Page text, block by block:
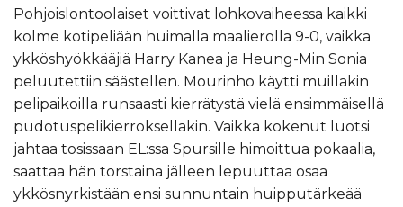
Pohjoislontoolaiset voittivat lohkovaiheessa kaikki
kolme kotipeliään huimalla maalierolla 9-0, vaikka
ykköshyökkääjiä Harry Kanea ja Heung-Min Sonia
peluutettiin säästellen. Mourinho käytti muillakin
pelipaikoilla runsaasti kierrätystä vielä ensimmäisellä
pudotuspelikierroksellakin. Vaikka kokenut luotsi
jahtaa tosissaan EL:ssa Spursille himoittua pokaalia,
saattaa hän torstaina jälleen lepuuttaa osaa
ykkösnyrkistään ensi sunnuntain huipputärkeää